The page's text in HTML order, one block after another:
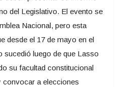
del Legislativo. El evento se
Nacional, pero esta
desde el 17 de mayo en el
luego de que Lasso
su facultad constitucional
convocar a elecciones